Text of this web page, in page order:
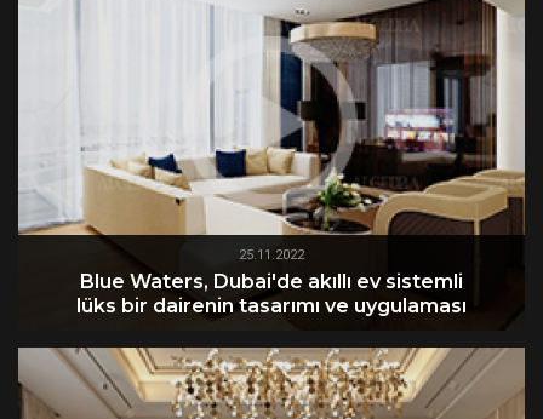
25.11.2022
Blue Waters, Dubai'de akıllı ev sistemli
lüks bir dairenin tasarımı ve uygulaması